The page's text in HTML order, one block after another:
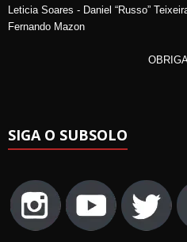
Leticia Soares - Daniel “Russo”
Fernando Mazon
SIGA O SUBSOLO